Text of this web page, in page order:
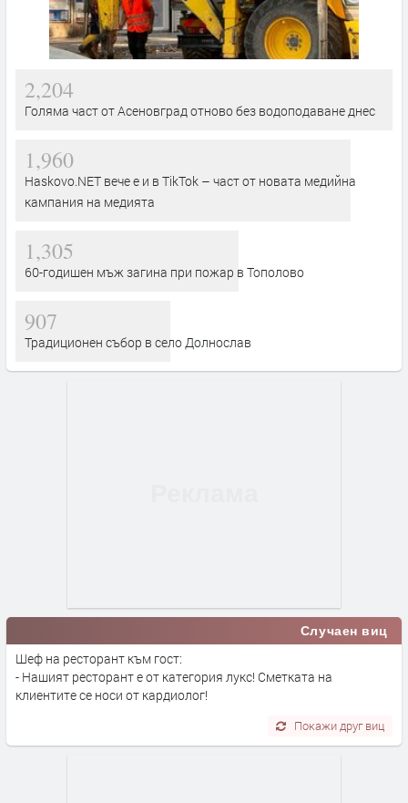
2,204
Голяма част от Асеновград отново без водоподаване днес
1,960
Haskovo.NET вече е и в TikTok – част от новата медийна
кампания на медията
1,305
60-годишен мъж загина при пожар в Тополово
907
Традиционен събор в село Долнослав
Случаен виц
Шеф на ресторант към гост:
- Нашият ресторант е от категория лукс! Сметката на
клиентите се носи от кардиолог!
Покажи друг виц